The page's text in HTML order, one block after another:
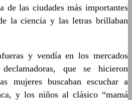
de las ciudades más importantes
la ciencia y las letras brillaban
y vendía en los mercados
que se hicieron
mujeres buscaban escuchar a
y los niños al clásico “mamá